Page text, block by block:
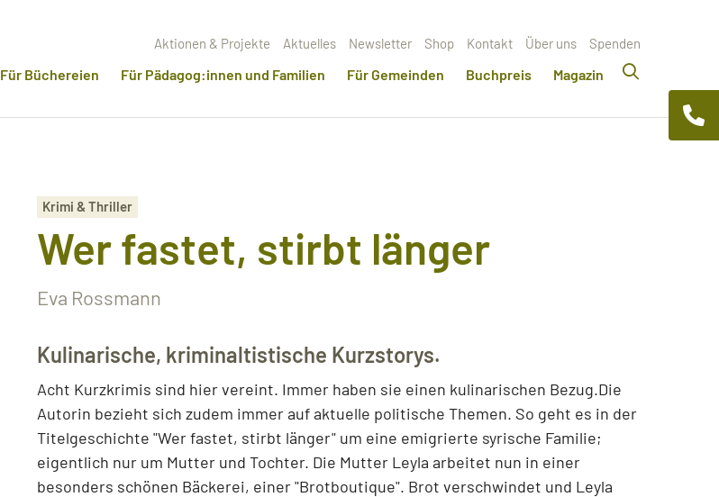
Aktionen & Projekte Aktuelles Newsletter Shop Kontakt Über uns Spenden
Für Büchereien Für Pädagog:innen und Familien Für Gemeinden Buchpreis Magazin
Krimi & Thriller
Wer fastet, stirbt länger
Eva Rossmann
Kulinarische, kriminaltistische Kurzstorys.
Acht Kurzkrimis sind hier vereint. Immer haben sie einen kulinarischen Bezug.Die
Autorin bezieht sich zudem immer auf aktuelle politische Themen. So geht es in der
Titelgeschichte "Wer fastet, stirbt länger" um eine emigrierte syrische Familie;
eigentlich nur um Mutter und Tochter. Die Mutter Leyla arbeitet nun in einer
besonders schönen Bäckerei, einer "Brotboutique". Brot verschwindet und Leyla